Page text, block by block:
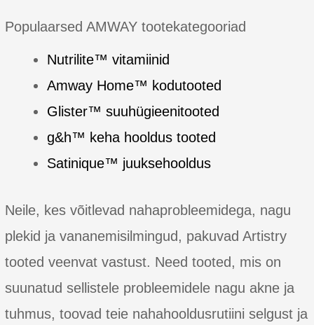
Defense
Protect
SPF
50+
Populaarsed AMWAY tootekategooriad
Nutrilite™ vitamiinid
Amway Home™ kodutooted
Glister™ suuhügieenitooted
g&h™ keha hooldus tooted
Satinique™ juuksehooldus
Neile, kes võitlevad nahaprobleemidega, nagu
plekid ja vananemisilmingud, pakuvad Artistry
tooted veenvat vastust. Need tooted, mis on
suunatud sellistele probleemidele nagu akne ja
tuhmus, toovad teie nahahooldusrutiini selgust ja